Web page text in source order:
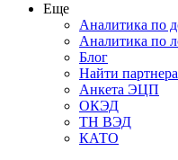
Еще
Аналитика по
Аналитика по
Блог
Найти партнера
Анкета ЭЦП
ОКЭД
ТН ВЭД
КАТО